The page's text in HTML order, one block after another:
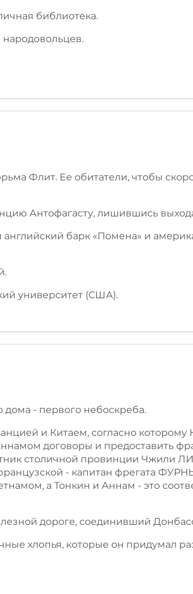
библиотека.
Флит. Ее обитатели, чтобы
Антофагасту, лишившись
барк «Помена» и
университет (США).
дома - первого небоскреба.
и Китаем, согласно которому
договоры и предоставить
столичной провинции Чжили
- капитан фрегата
а Тонкин и Аннам - это
дороге, соединивший
хлопья, которые он придумал